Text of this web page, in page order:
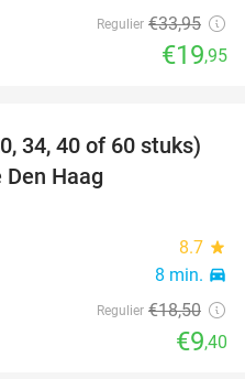
Regulier €33,95
€19,95
49%
34, 40 of 60 stuks)
Haag
8.7 star
8 min. directions_car
Regulier €18,50
€9,40